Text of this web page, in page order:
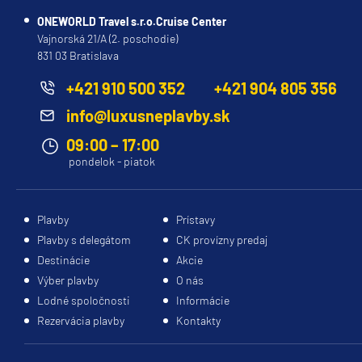
Vašu
požiadavku.
Ďakujeme
pochopenie.
cestujete
s
Vám
zašleme
presnú
cenovú
ponuku
po
vyplnení
luxusné
kajuty
balkónom.
Výber
kajuty
výrazne
zážitok
plavby.
Prezrite
si
našu
miliónov
EUR
Explora
Explora
(2023)
Technické
info
Tonáž:
64.000
ONEWORLD Travel s.r.o.Cruise Center
Vajnorská 21/A (2. poschodie)
831 03 Bratislava
+421 910 500 352
+421 904 805 356
info@luxusneplavby.sk
09:00 – 17:00
pondelok - piatok
Plavby
Prístavy
Plavby s delegátom
CK provízny predaj
Destinácie
Akcie
Výber plavby
O nás
Lodné spoločnosti
Informácie
Rezervácia plavby
Kontakty